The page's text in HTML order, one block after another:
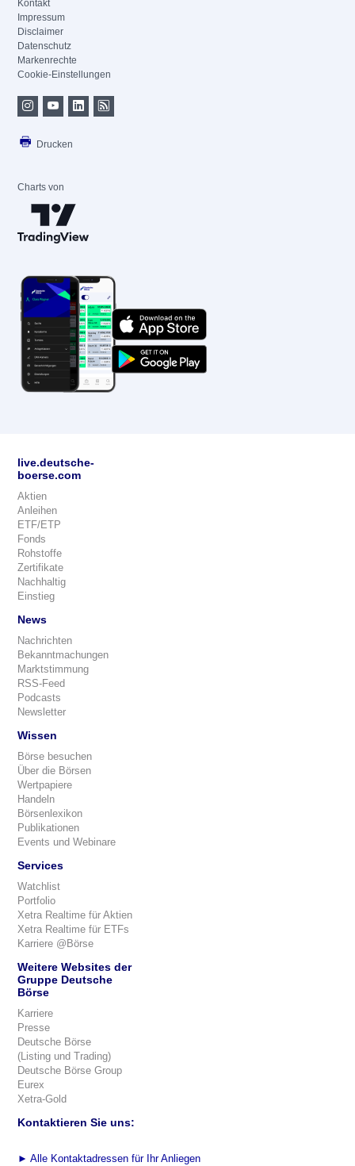
Kontakt
Impressum
Disclaimer
Datenschutz
Markenrechte
Cookie-Einstellungen
Drucken
Charts von
live.deutsche-
boerse.com
Aktien
Anleihen
ETF/ETP
Fonds
Rohstoffe
Zertifikate
Nachhaltig
Einstieg
News
Nachrichten
Bekanntmachungen
Marktstimmung
RSS-Feed
Podcasts
Newsletter
Wissen
Börse besuchen
Über die Börsen
Wertpapiere
Handeln
Börsenlexikon
Publikationen
Events und Webinare
Services
Watchlist
Portfolio
Xetra Realtime für Aktien
Xetra Realtime für ETFs
Karriere @Börse
Weitere Websites der
Gruppe Deutsche
Börse
Karriere
Presse
Deutsche Börse
(Listing und Trading)
Deutsche Börse Group
Eurex
Xetra-Gold
Kontaktieren Sie uns:
► Alle Kontaktadressen für Ihr Anliegen